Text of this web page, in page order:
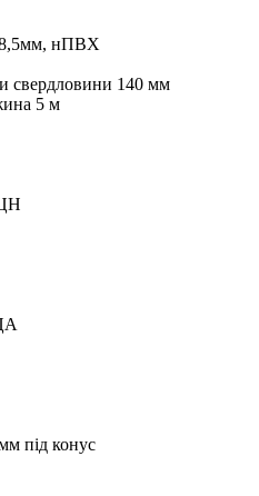
нПВХ
свердловини 140 мм
5 м
під конус